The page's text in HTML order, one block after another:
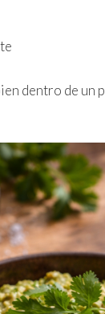
dentro de un